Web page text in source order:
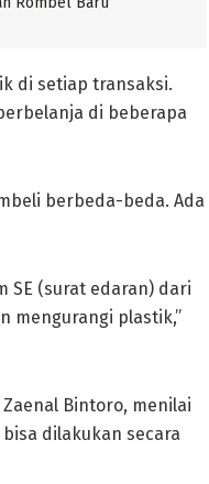
di setiap transaksi.
di beberapa
berbeda-beda. Ada
SE (surat edaran) dari
mengurangi plastik,”
Bintoro, menilai
dilakukan secara